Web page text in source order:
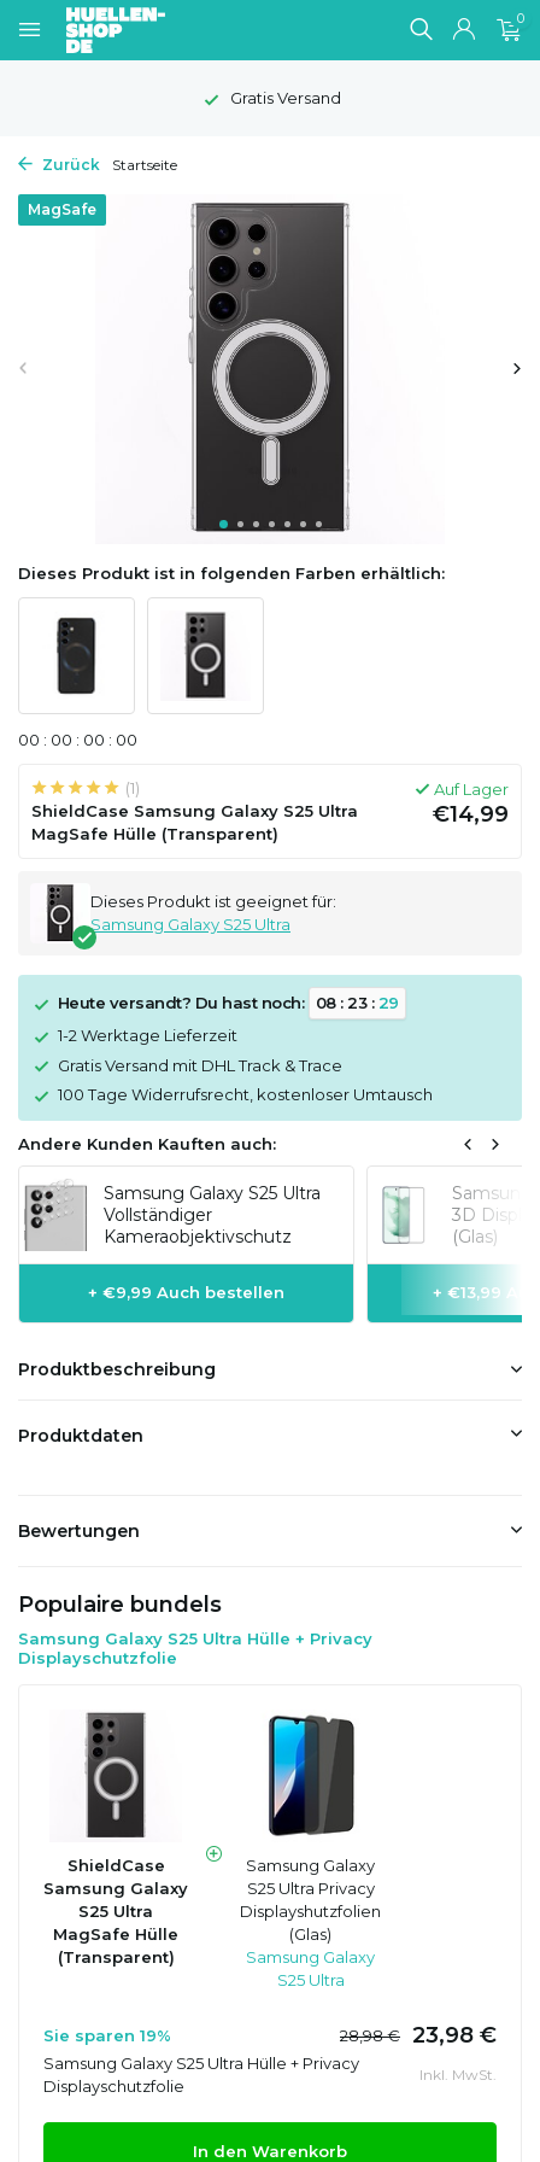
0
Gratis Versand
Zurück Startseite
MagSafe
Dieses Produkt ist in folgenden Farben erhältlich:
00 : 00 : 00 : 00
(1)
ShieldCase Samsung Galaxy S25 Ultra
MagSafe Hülle (Transparent)
Auf Lager
€14,99
Dieses Produkt ist geeignet für:
Samsung Galaxy S25 Ultra
Heute versandt? Du hast noch: 08:23: 29
1-2 Werktage Lieferzeit
Gratis Versand mit DHL Track & Trace
100 Tage Widerrufsrecht, kostenloser Umtausch
Andere Kunden Kauften auch:
Samsung Galaxy S25 Ultra
Vollständiger
Kameraobjektivschutz
+ €9,99 Auch bestellen
Samsung
3D
(Glas)
+ €13,99
Produktbeschreibung
Produktdaten
Bewertungen
Populaire bundels
Samsung Galaxy S25 Ultra Hülle + Privacy
Displayschutzfolie
ShieldCase
Samsung Galaxy
S25 Ultra
MagSafe Hülle
(Transparent)
Samsung Galaxy
S25 Ultra Privacy
Displayshutzfolien
(Glas)
Samsung Galaxy
S25 Ultra
Sie sparen 19% 28,98 € 23,98 €
Samsung Galaxy S25 Ultra Hülle + Privacy
Displayschutzfolie
Inkl. MwSt.
In den Warenkorb